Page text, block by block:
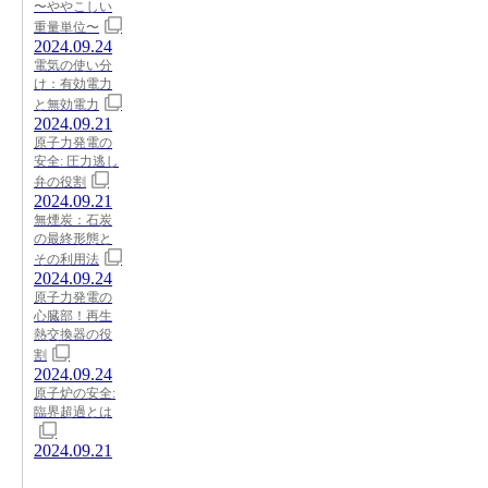
〜ややこしい
重量単位〜
2024.09.24
電気の使い分
け：有効電力
と無効電力
2024.09.21
原子力発電の
安全: 圧力逃し
弁の役割
2024.09.21
無煙炭：石炭
の最終形態と
その利用法
2024.09.24
原子力発電の
心臓部！再生
熱交換器の役
割
2024.09.24
原子炉の安全:
臨界超過とは
2024.09.21